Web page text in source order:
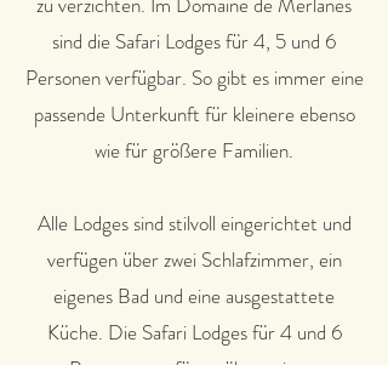
sind die Safari Lodges für 4, 5 und 6
Personen verfügbar. So gibt es immer eine
passende Unterkunft für kleinere ebenso
wie für größere Familien.
Alle Lodges sind stilvoll eingerichtet und
verfügen über zwei Schlafzimmer, ein
eigenes Bad und eine ausgestattete
Küche. Die Safari Lodges für 4 und 6